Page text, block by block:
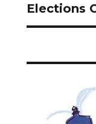
Publication
suivante :
Elections